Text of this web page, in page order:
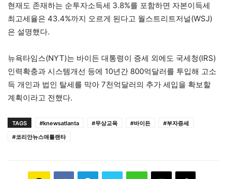
현재도 존재하는 순투자소득세 3.8%를 포함하면 자본이득세
최고세율은 43.4%까지 오르게 된다고 월스트리트저널(WSJ)
은 설명했다.
뉴욕타임스(NYT)는 바이든 대통령이 증세 외에도 국세청(IRS)
인력확충과 시스템개선 등에 10년간 800억달러를 투입해 고소
득 개인과 법인 탈세를 막아 7천억달러의 추가 세입을 확보할
계획이라고 전했다.
TAGS #knewsatlanta #무상교육 #바이든
#부자증세
#코리안뉴스애틀랜타